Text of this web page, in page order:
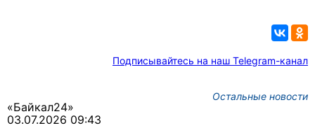
Подписывайтесь на наш Telegram-канал
Остальные новости
«Байкал24»
03.07.2026 09:43